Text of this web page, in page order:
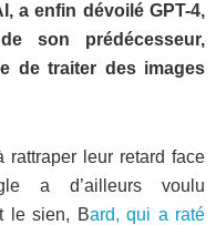
a enfin dévoilé GPT-4,
son prédécesseur,
de traiter des images
rattraper leur retard face
a d’ailleurs voulu
le sien, Bard, qui a raté